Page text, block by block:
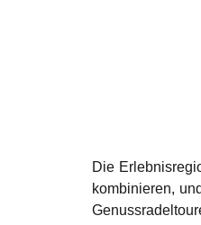
Die
kombinieren,